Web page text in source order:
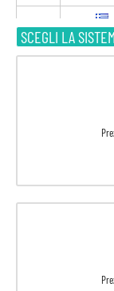
SCEGLI LA
5
Grecia